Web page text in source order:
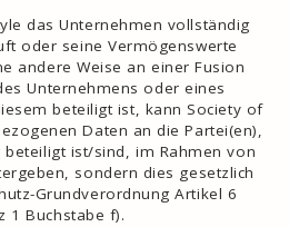
das Unternehmen vollständig
oder seine Vermögenswerte
andere Weise an einer Fusion
Unternehmens oder eines
beteiligt ist, kann Society of
Daten an die Partei(en),
ist/sind, im Rahmen von
sondern dies gesetzlich
Grundverordnung Artikel 6
1 Buchstabe f).